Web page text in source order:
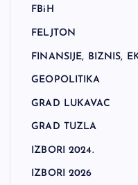
FBiH
FELJTON
FINANSIJE, BIZNIS,
GEOPOLITIKA
GRAD LUKAVAC
GRAD TUZLA
IZBORI 2024.
IZBORI 2026